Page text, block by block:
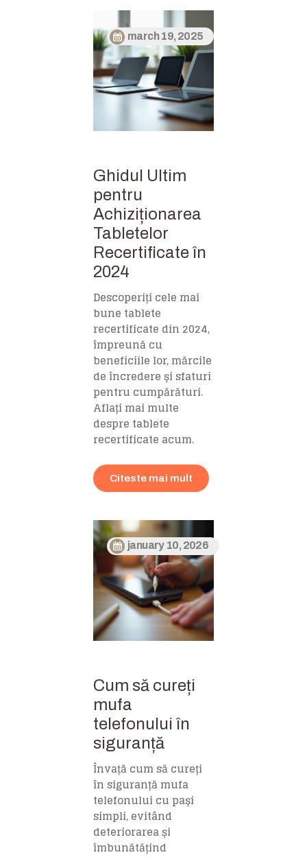
march 19, 2025
Ghidul Ultim
pentru
Achiziționarea
Tabletelor
Recertificate în
2024
Descoperiți cele mai
bune tablete
recertificate din 2024,
împreună cu
beneficiile lor, mărcile
de încredere și sfaturi
pentru cumpărături.
Aflați mai multe
despre tablete
recertificate acum.
Citeste mai mult
january 10, 2026
Cum să cureți
mufa
telefonului în
siguranță
Învață cum să cureți
în siguranță mufa
telefonului cu pași
simpli, evitând
deteriorarea și
îmbunătățind